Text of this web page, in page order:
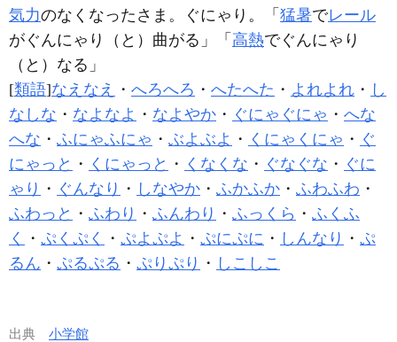
気力のなくなったさま。ぐにゃり。「 猛暑でレール
が ぐんにゃり （と）曲がる」「 高熱でぐんにゃり
（と）なる」
[類語]なえなえ ・ へろへろ ・ へたへた ・ よれよれ ・ し
なしな ・ なよなよ ・ なよやか ・ ぐにゃぐにゃ ・ へな
へな ・ ふにゃふにゃ ・ ぶよぶよ ・ くにゃくにゃ ・ ぐ
にゃっと ・ くにゃっと ・ くなくな ・ ぐなぐな ・ ぐに
ゃり ・ ぐんなり ・ しなやか ・ ふかふか ・ ふわふわ ・
ふわっと ・ ふわり ・ ふんわり ・ ふっくら ・ ふくふ
く
・ ぷくぷく ・ ぷよぷよ ・ ぷにぷに ・ しんなり ・ ぷ
るん ・ ぷるぷる ・ ぷりぷり ・ しこしこ
出典 小学館